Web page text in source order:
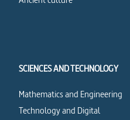
SCIENCES AND TECHNOLOGY
Mathematics and Engineering
Technology and Digital